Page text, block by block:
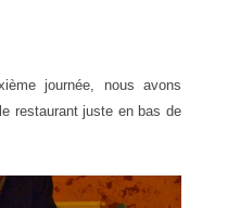
journée, nous avons
restaurant juste en bas de